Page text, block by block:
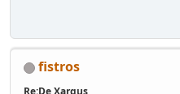
fistros